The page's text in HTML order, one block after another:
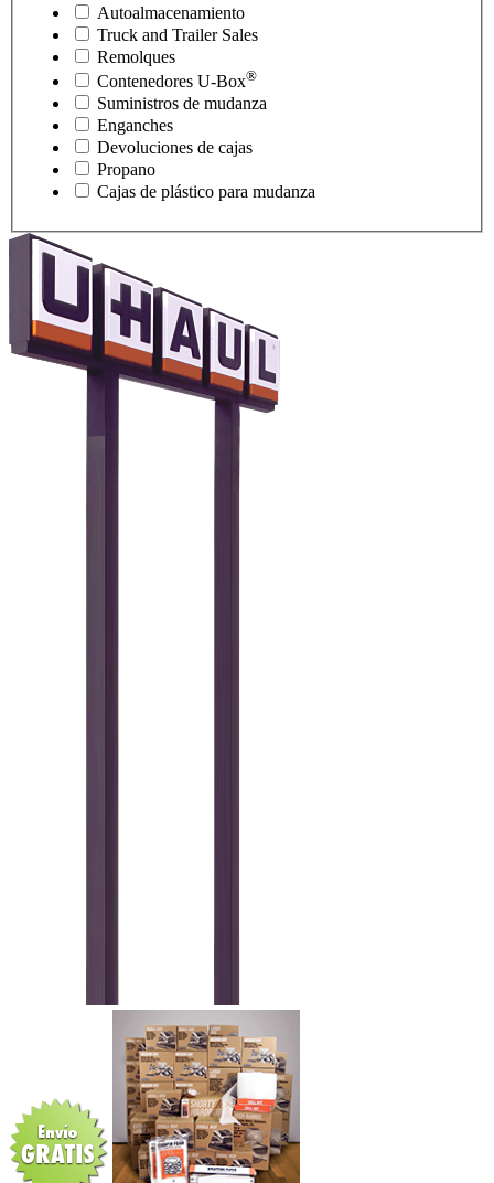
Autoalmacenamiento
Truck and Trailer Sales
Remolques
Contenedores U-Box®
Suministros de mudanza
Enganches
Devoluciones de cajas
Propano
Cajas de plástico para mudanza